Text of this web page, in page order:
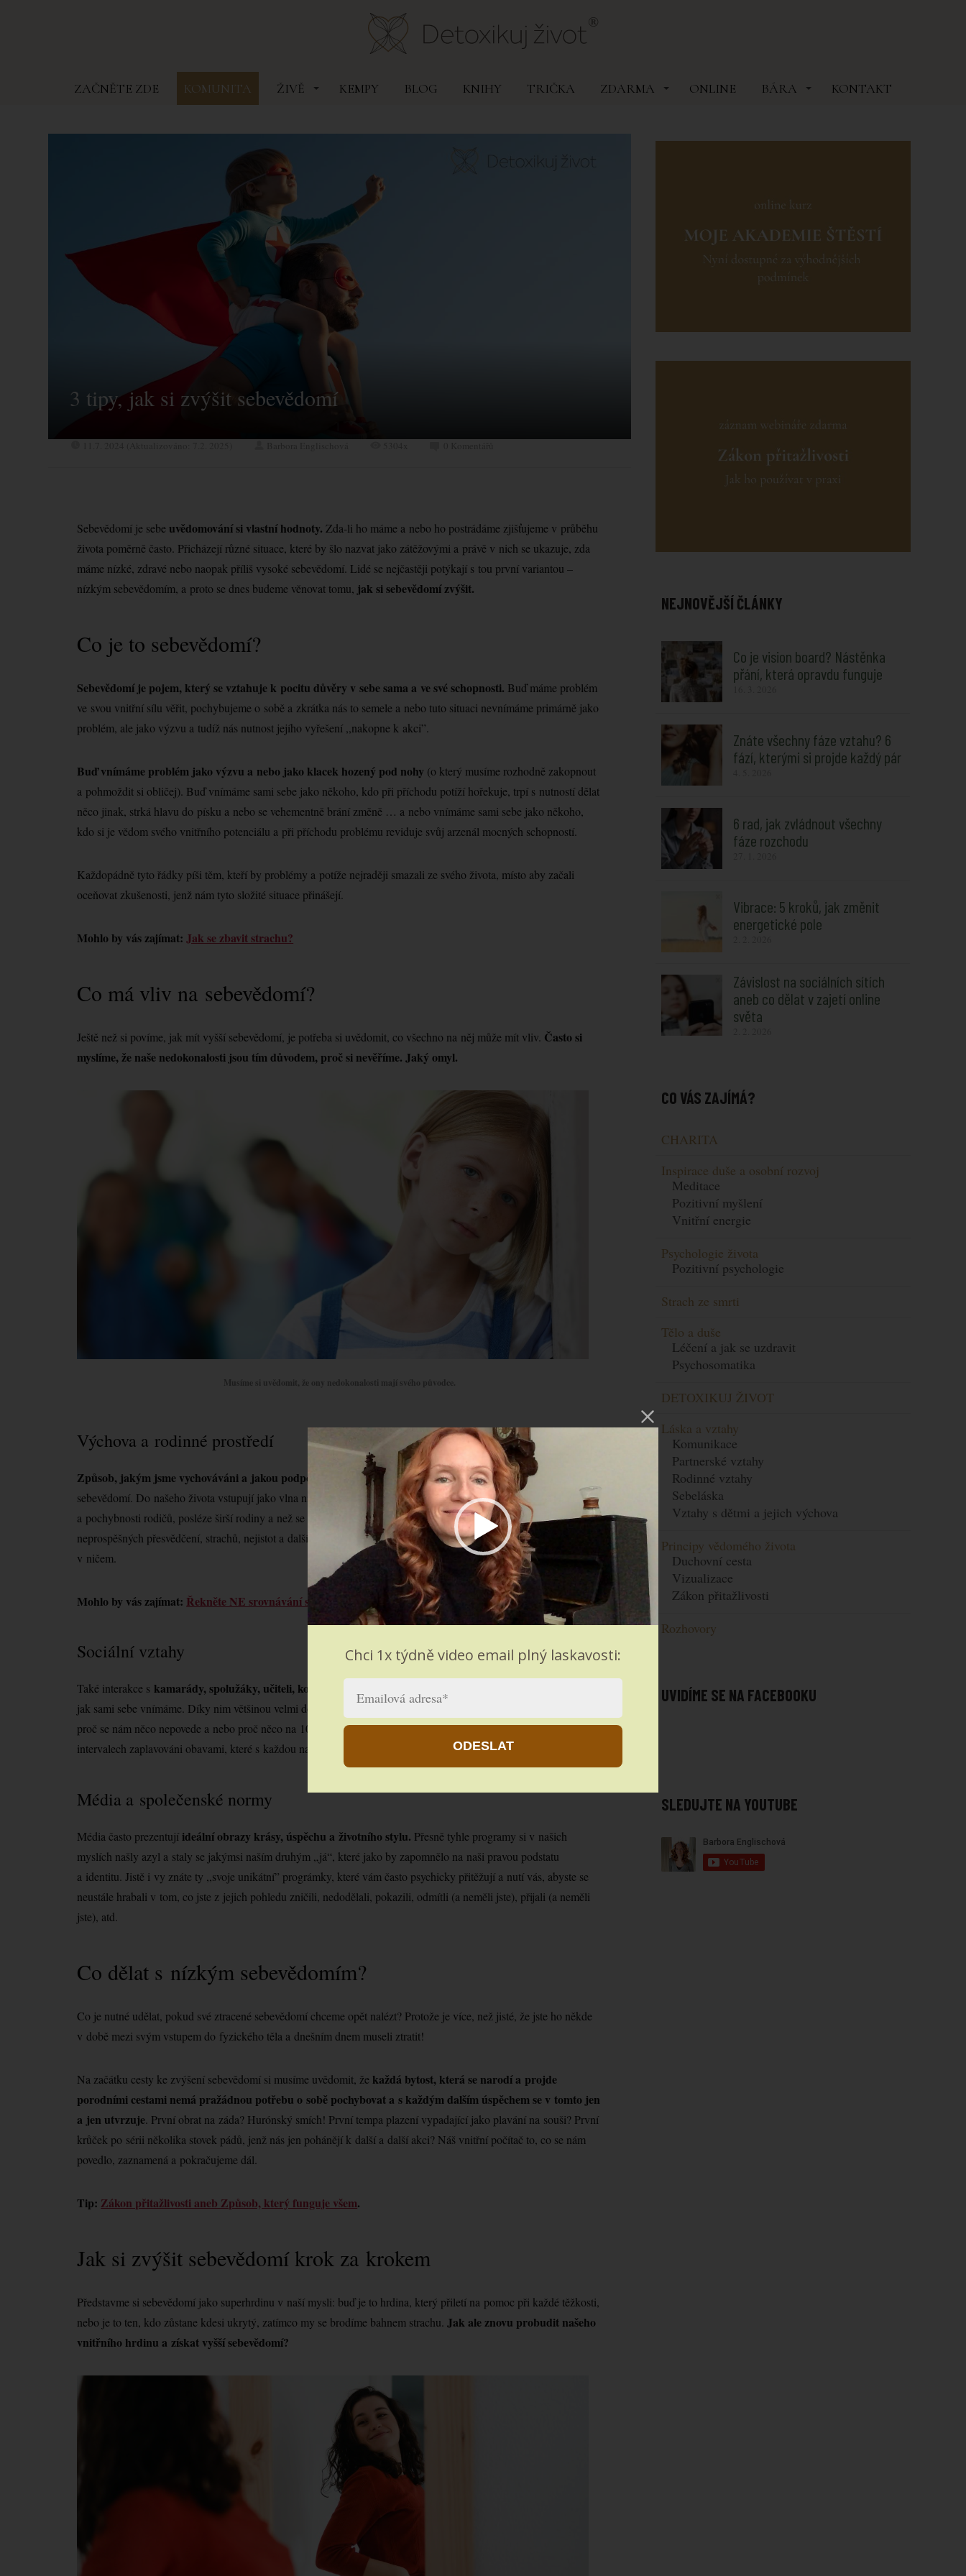
ZAČNĚTE ZDE KOMUNITA ŽIVĚ KEMPY BLOG KNIHY TRIČKA ZDARMA ONLINE BÁRA KONTAKT
3 tipy, jak si zvýšit sebevědomí
Sebevědomí je sebe uvědomování si vlastní hodnoty. Zda-li ho máme a nebo ho postrádáme zjišťujeme v průběhu
života poměrně často. Přicházejí různé situace, které by šlo nazvat jako zátěžovými a právě v nich se ukazuje, zda
máme nízké, zdravé nebo naopak příliš vysoké sebevědomí. Lidé se nejčastěji potýkají s tou první variantou –
nízkým sebevědomím, a proto se dnes budeme věnovat tomu, jak si sebevědomí zvýšit.
Co je to sebevědomí?
Sebevědomí je pojem, který se vztahuje k pocitu důvěry v sebe sama a ve své schopnosti. Buď máme problém
ve svou vnitřní sílu věřit, pochybujeme o sobě a zkrátka nás to semele a nebo tuto situaci nevnímáme primárně jako
problém, ale jako výzvu a tudíž nás nutnost jejího vyřešení ,,nakopne k akci”.
Buď vnímáme problém jako výzvu a nebo jako klacek hozený pod nohy (o který musíme rozhodně zakopnout
a pohmoždit si obličej). Buď vnímáme sami sebe jako někoho, kdo při příchodu potíží hořekuje, trpí s nutností dělat
něco jinak, strká hlavu do písku a nebo se vehementně brání změně … a nebo vnímáme sami sebe jako někoho,
kdo si je vědom svého vnitřního potenciálu a při příchodu problému reviduje svůj arzenál mocných schopností.
Každopádně tyto řádky píši těm, kteří by problémy a potíže nejraději smazali ze svého života, místo aby začali
oceňovat zkušenosti, jenž nám tyto složité situace přinášejí.
Mohlo by vás zajímat:Jak se zbavit strachu?
Co má vliv na sebevědomí?
Ještě než si povíme, jak mít vyšší sebevědomí, je potřeba si uvědomit, co všechno na něj může mít vliv. Často si
myslíme, že naše nedokonalosti jsou tím důvodem, proč si nevěříme. Jaký omyl.
Musíme si uvědomit, že ony nedokonalosti mají svého původce.
Výchova a rodinné prostředí
Způsob, jakým jsme vychováváni a jakou podporu a uznání od rodičů dostáváme, má zásadní dopad na naše
sebevědomí. Do našeho života vstupují jako vlna ničivé tsunami některé (sice dobře míněné) rady, názory
a pochybnosti rodičů, posléze širší rodiny a než se doplazíme na pokraj dospělosti, neseme si batoh plný
neprospěšných přesvědčení, strachů, nejistot a dalších ,,exkluzivních” dárků, díky nimž si nevěříme naprosto
v ničem.
Mohlo by vás zajímat: Řekněte NE srovnávání svých dětí aneb Víme, co děláme?
Sociální vztahy
Také interakce s kamarády, spolužáky, učiteli, kolegy a partnery v prvních vztazích
jak sami sebe vnímáme. Díky nim většinou velmi dobře umíme nalézt důvody, proč na něco nemáme. Stejně tak
proč se nám něco nepovede a nebo proč něco na 100 % pokazíme. Jsme pohlceni strachem a v pravidelných
intervalech zaplavováni obavami, které s každou naší další myšlenkou rostou a sílí.
Média a společenské normy
Média často prezentují ideální obrazy krásy, úspěchu a životního stylu. Přesně tyhle programy si v našich
myslích našly azyl a staly se jakýmsi naším druhým „já“, které jako by zapomnělo na naši pravou podstatu
a identitu. Jistě i vy znáte ty ,,svoje unikátní” prográmky, které vám často psychicky přitěžují a nutí vás, abyste se
neustále hrabali v tom, co jste z jejich pohledu zničili, nedodělali, pokazili, odmítli (a neměli jste), přijali (a neměli
jste), atd.
Co dělat s nízkým sebevědomím?
Co je nutné udělat, pokud své ztracené sebevědomí chceme opět nalézt? Protože je více, než jisté, že jste ho někde
v době mezi svým vstupem do fyzického těla a dnešním dnem museli ztratit!
Na začátku cesty ke zvýšení sebevědomí si musíme uvědomit, že každá bytost, která se narodí a projde
porodními cestami nemá pražádnou potřebu o sobě pochybovat a s každým dalším úspěchem se v tomto jen
a jen utvrzuje . První obrat na záda? Hurónský smích! První tempa plazení vypadající jako plavání na souši? První
krůček po sérii několika stovek pádů, jenž nás jen pohánějí k další a další akci? Náš vnitřní počítač to, co se nám
povedlo, zaznamená a pokračujeme dál.
Tip: Zákon přitažlivosti aneb Způsob, který funguje všem.
Jak si zvýšit sebevědomí krok za krokem
Představme si sebevědomí jako superhrdinu v naší mysli: buď je to hrdina, který přiletí na pomoc při každé těžkosti,
nebo je to ten, kdo zůstane kdesi ukrytý, zatímco my se brodíme bahnem strachu. Jak ale znovu probudit našeho
vnitřního hrdinu a získat vyšší sebevědomí?
NEJNOVĚJŠÍ ČLÁNKY
Co je vision board? Nástěnka
přání, která opravdu funguje
Znáte všechny fáze vztahu? 6
fází, kterými si projde každý pár
6 rad, jak zvládnout všechny
fáze rozchodu
Vibrace: 5 kroků, jak změnit
energetické pole
Závislost na sociálních sítích
aneb co dělat v zajetí online
světa
CO VÁS ZAJÍMÁ?
CHARITA
Inspirace duše a osobní rozvoj
Meditace
Pozitivní myšlení
Vnitřní energie
Psychologie života
Pozitivní psychologie
Strach ze smrti
Tělo a duše
Léčení a jak se uzdravit
Psychosomatika
DETOXIKUJ ŽIVOT
Láska a vztahy
Komunikace
Partnerské vztahy
Rodinné vztahy
Sebeláska
Vztahy s dětmi a jejich výchova
Principy vědomého života
Duchovní cesta
Vizualizace
Zákon přitažlivosti
Rozhovory
UVIDÍME SE NA FACEBOOKU
SLEDUJTE NA YOUTUBE
Chci 1x týdně video email plný laskavosti:
ODESLAT